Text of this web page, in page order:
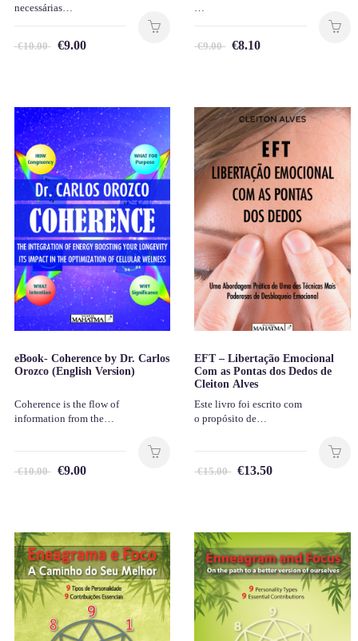
necessárias…
€10.00 €9.00 €9.00 €8.10
eBook- Coherence by Dr. Carlos
Orozco (English Version)
Coherence is the flow of
information from the…
€10.00 €9.00
EFT – Libertação Emocional
Com as Pontas dos Dedos de
Cleiton Alves
Este livro foi escrito com
o propósito de…
€15.00 €13.50